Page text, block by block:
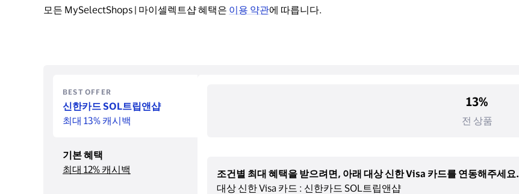
모든 MySelectShops | 마이셀렉트샵 혜택은 이용 약관에 따릅니다.
BEST OFFER
신한카드 SOL트립앤샵
최대 13% 캐시백
기본 혜택
최대 12% 캐시백
13%
전 상품
조건별 최대 혜택을 받으려면, 아래 대상 신한 Visa 카드를 연동해주세요.
대상 신한 Visa 카드 : 신한카드 SOL트립앤샵